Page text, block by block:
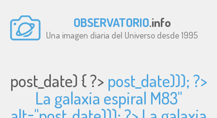
OBSERVATORIO.info
Una imagen diaria del Universo desde 1995
post_date) { ?> post_date))); ?>
La galaxia espiral M83"